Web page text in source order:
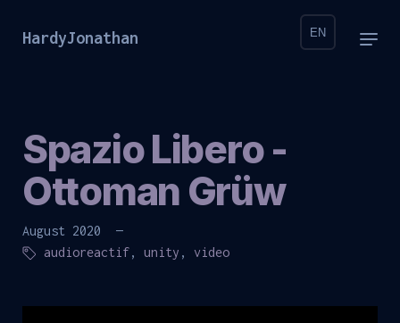
HardyJonathan EN
Spazio Libero -
Ottoman Grüw
August 2020 —
audioreactif, unity , video